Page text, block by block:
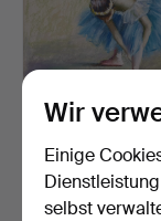
RAMON RIBAS
1983). Tänzerin.
Beendet 28. Mai 2026
Wir
Einige
selbst